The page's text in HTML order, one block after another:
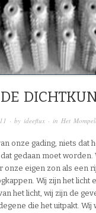
· by ideeflux · in Het
onze gading, niets dat
gedaan moet worden.
onze eigen zon als een
Wij zijn het licht
het licht, wij zijn de
die het uitpakt. Wij